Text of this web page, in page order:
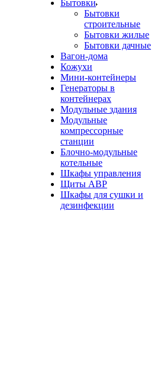
Бытовки
Бытовки
строительные
Бытовки жилые
Бытовки дачные
Вагон-дома
Кожухи
Мини-контейнеры
Генераторы в
контейнерах
Модульные здания
Модульные
компрессорные
станции
Блочно-модульные
котельные
Шкафы управления
Щиты АВР
Шкафы для сушки и
дезинфекции